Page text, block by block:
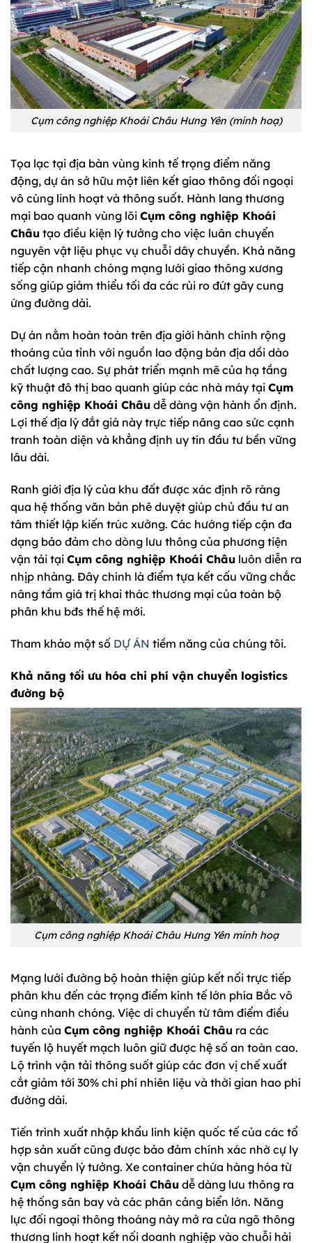
Cụm công nghiệp Khoái Châu Hưng Yên (minh hoạ)
Tọa lạc tại địa bàn vùng kinh tế trọng điểm năng
động, dự án sở hữu một liên kết giao thông đối ngoại
vô cùng linh hoạt và thông suốt. Hành lang thương
mại bao quanh vùng lõi Cụm công nghiệp Khoái
Châu tạo điều kiện lý tưởng cho việc luân chuyển
nguyên vật liệu phục vụ chuỗi dây chuyền. Khả năng
tiếp cận nhanh chóng mạng lưới giao thông xương
sống giúp giảm thiểu tối đa các rủi ro đứt gãy cung
ứng đường dài.
Dự án nằm hoàn toàn trên địa giới hành chính rộng
thoáng của tỉnh với nguồn lao động bản địa dồi dào
chất lượng cao. Sự phát triển mạnh mẽ của hạ tầng
kỹ thuật đô thị bao quanh giúp các nhà máy tại Cụm
công nghiệp Khoái Châu dễ dàng vận hành ổn định.
Lợi thế địa lý đắt giá này trực tiếp nâng cao sức cạnh
tranh toàn diện và khẳng định uy tín đầu tư bền vững
lâu dài.
Ranh giới địa lý của khu đất được xác định rõ ràng
qua hệ thống văn bản phê duyệt giúp chủ đầu tư an
tâm thiết lập kiến trúc xưởng. Các hướng tiếp cận đa
dạng bảo đảm cho dòng lưu thông của phương tiện
vận tải tại Cụm công nghiệp Khoái Châu luôn diễn ra
nhịp nhàng. Đây chính là điểm tựa kết cấu vững chắc
nâng tầm giá trị khai thác thương mại của toàn bộ
phân khu bđs thế hệ mới.
Tham khảo một số DỰ ÁN tiềm năng của chúng tôi.
Khả năng tối ưu hóa chi phí vận chuyển logistics
đường bộ
Cụm công nghiệp Khoái Châu Hưng Yên minh hoạ
Mạng lưới đường bộ hoàn thiện giúp kết nối trực tiếp
phân khu đến các trọng điểm kinh tế lớn phía Bắc vô
cùng nhanh chóng. Việc di chuyển từ tâm điểm điều
hành của Cụm công nghiệp Khoái Châu ra các
tuyến lộ huyết mạch luôn giữ được hệ số an toàn cao.
Lộ trình vận tải thông suốt giúp các đơn vị chế xuất
cắt giảm tới 30% chi phí nhiên liệu và thời gian hao phí
đường dài.
Tiến trình xuất nhập khẩu linh kiện quốc tế của các tổ
hợp sản xuất cũng được bảo đảm chính xác nhờ cự ly
vận chuyển lý tưởng. Xe container chứa hàng hóa từ
Cụm công nghiệp Khoái Châu dễ dàng lưu thông ra
hệ thống sân bay và các phân cảng biển lớn. Năng
lực đối ngoại thông thoáng này mở ra cửa ngõ thông
thương linh hoạt kết nối doanh nghiệp vào chuỗi hải